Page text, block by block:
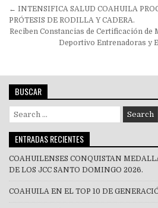
Navegación
de
entradas
← INTENSIFICA SALUD COAHUILA
PRÓTESIS DE RODILLA Y CADERA.
Reciben Constancias de Certificación de
Deportivo Entrenadoras y
BUSCAR
Search
for:
ENTRADAS RECIENTES
COAHUILENSES CONQUISTAN
DE LOS JCC SANTO DOMINGO 2026.
COAHUILA EN EL TOP 10 DE